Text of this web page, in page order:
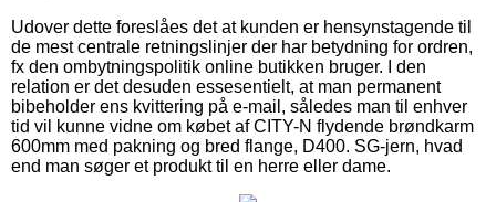
Udover dette foreslåes det at kunden er hensynstagende til
de mest centrale retningslinjer der har betydning for ordren,
fx den ombytningspolitik online butikken bruger. I den
relation er det desuden essesentielt, at man permanent
bibeholder ens kvittering på e-mail, således man til enhver
tid vil kunne vidne om købet af CITY-N flydende brøndkarm
600mm med pakning og bred flange, D400. SG-jern, hvad
end man søger et produkt til en herre eller dame.